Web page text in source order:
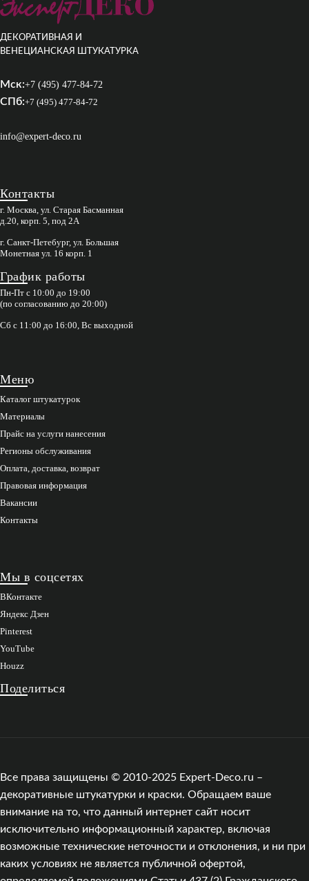
ДЕКОРАТИВНАЯ И
ВЕНЕЦИАНСКАЯ ШТУКАТУРКА
Мск:+7 (495) 477-84-72
СПб:+7 (495) 477-84-72
info@expert-deco.ru
Контакты
г. Москва, ул. Старая Басманная
д.20, корп. 5, под 2А
г. Санкт-Петебург, ул. Большая
Монетная ул. 16 корп. 1
График работы
Пн-Пт с 10:00 до 19:00
(по согласованию до 20:00)
Сб с 11:00 до 16:00, Вс выходной
Меню
Каталог штукатурок
Материалы
Прайс на услуги нанесения
Регионы обслуживания
Оплата, доставка, возврат
Правовая информация
Вакансии
Контакты
Мы в соцсетях
ВКонтакте
Яндекс Дзен
Pinterest
YouTube
Houzz
Поделиться
Все права защищены © 2010-2025 Expert-Deco.ru –
декоративные штукатурки и краски. Обращаем ваше
внимание на то, что данный интернет сайт носит
исключительно информационный характер, включая
возможные технические неточности и отклонения, и ни при
каких условиях не является публичной офертой,